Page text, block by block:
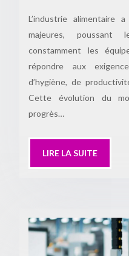
L’industrie alimentaire
majeures, poussant
constamment les
répondre aux
d’hygiène, de
Cette évolution du
progrès…
LIRE LA SUITE